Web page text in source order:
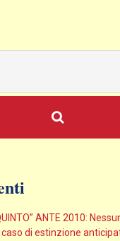
ANTE 2010:
di estinzione